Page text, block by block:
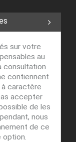
sur votre
au
consultation
contiennent
caractère
accepter
de les
nous
de ce